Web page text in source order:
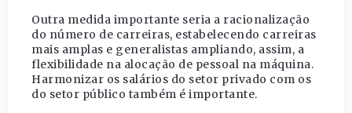
Outra medida importante seria a racionalização
do número de carreiras, estabelecendo carreiras
mais amplas e generalistas ampliando, assim, a
flexibilidade na alocação de pessoal na máquina.
Harmonizar os salários do setor privado com os
do setor público também é importante.